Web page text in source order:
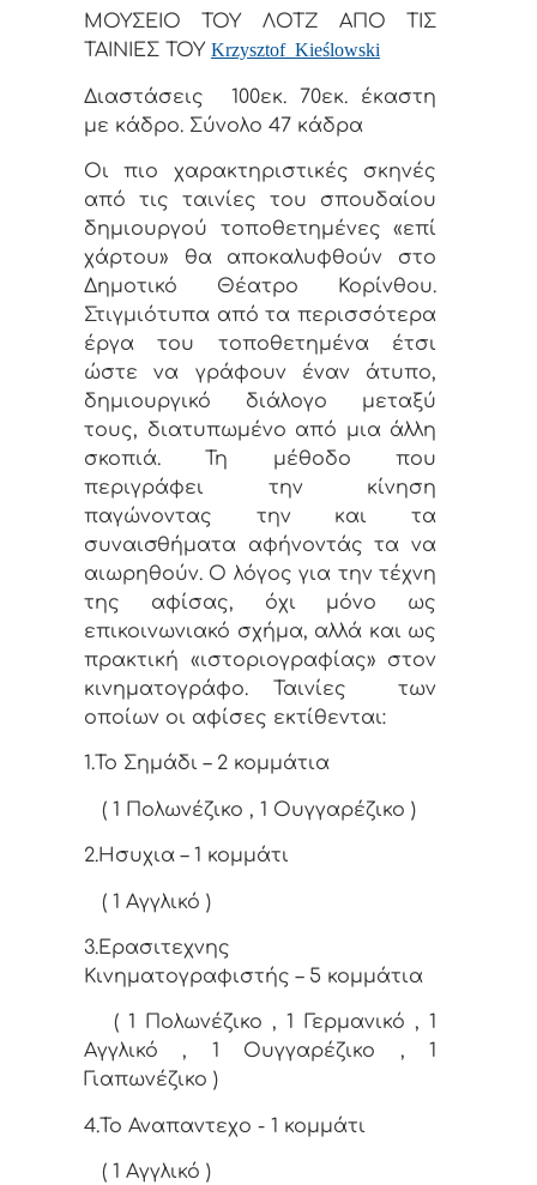
ΜΟΥΣΕΙΟ ΤΟΥ ΛΟΤΖ ΑΠΟ ΤΙΣ
ΤΑΙΝΙΕΣ ΤΟΥ Krzysztof Kieślowski
Διαστάσεις
100εκ. 70εκ. έκαστη
με κάδρο. Σύνολο 47 κάδρα
Οι πιο χαρακτηριστικές σκηνές
από τις ταινίες του σπουδαίου
δημιουργού τοποθετημένες «επί
χάρτου» θα αποκαλυφθούν στο
Δημοτικό Θέατρο Κορίνθου.
Στιγμιότυπα από τα περισσότερα
έργα του τοποθετημένα έτσι
ώστε να γράφουν έναν άτυπο,
δημιουργικό διάλογο μεταξύ
τους, διατυπωμένο από μια άλλη
σκοπιά. Τη μέθοδο που
περιγράφει την κίνηση
παγώνοντας την και τα
συναισθήματα αφήνοντάς τα να
αιωρηθούν. Ο λόγος για την τέχνη
της αφίσας, όχι μόνο ως
επικοινωνιακό σχήμα, αλλά και ως
πρακτική «ιστοριογραφίας» στον
κινηματογράφο. Ταινίες
των
οποίων οι αφίσες εκτίθενται:
1.Το Σημάδι – 2 κομμάτια
( 1 Πολωνέζικο , 1 Ουγγαρέζικο )
2.Ησυχια – 1 κομμάτι
( 1 Αγγλικό )
3.Ερασιτεχνης
Κινηματογραφιστής – 5 κομμάτια
( 1 Πολωνέζικο , 1 Γερμανικό , 1
Αγγλικό , 1 Ουγγαρέζικο , 1
Γιαπωνέζικο )
4.Το Αναπαντεχο - 1 κομμάτι
( 1 Αγγλικό )